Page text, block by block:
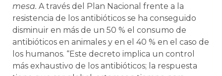
mesa. A través del Plan Nacional frente a la
resistencia de los antibióticos se ha conseguido
disminuir en más de un 50 % el consumo de
antibióticos en animales y en el 40 % en el caso de
los humanos. “Este decreto implica un control
más exhaustivo de los antibióticos; la respuesta